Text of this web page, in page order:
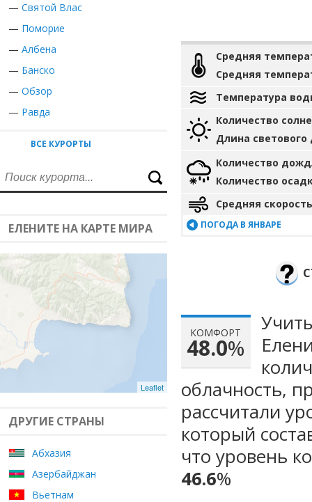
— Святой Влас
— Поморие
— Албена
— Банско
— Обзор
— Равда
ВСЕ КУРОРТЫ
ЕЛЕНИТЕ НА КАРТЕ МИРА
Leaflet
ДРУГИЕ СТРАНЫ
Абхазия
Азербайджан
Вьетнам
Средняя
Средняя
Температура
Количество
Длина светового
Количество
Количество
Средняя
ПОГОДА В ЯНВАРЕ
КОМФОРТ
48.0%
облачность,
рассчитали
который
что уровень
46.6%